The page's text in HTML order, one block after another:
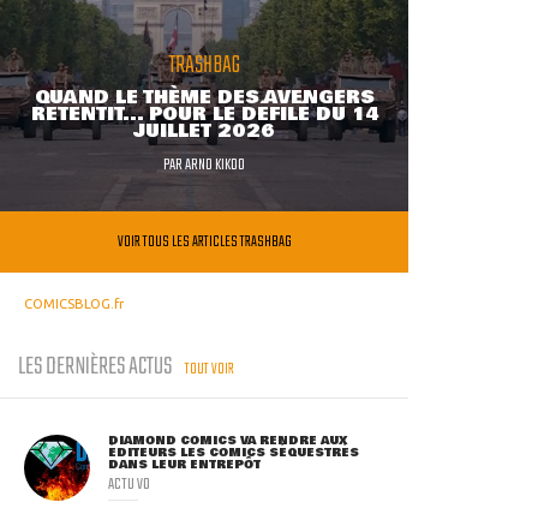
TRASHBAG
QUAND LE THÈME DES AVENGERS
RETENTIT... POUR LE DÉFILÉ DU 14
JUILLET 2026
PARARNO KIKOO
VOIR TOUS LES ARTICLES TRASHBAG
COMICSBLOG.fr
LES DERNIÈRES ACTUS TOUT VOIR
DIAMOND COMICS VA RENDRE AUX
ÉDITEURS LES COMICS SÉQUESTRÉS
DANS LEUR ENTREPÔT
ACTU VO